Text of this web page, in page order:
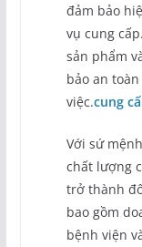
đảm bảo
vụ cung
sản phẩm
bảo an
việc.cung
Với sứ
chất lượng
trở thành
bao gồm
bệnh viện